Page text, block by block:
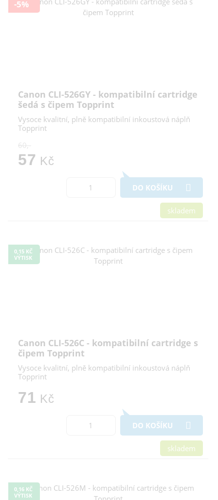
-5%
Canon CLI-526GY - kompatibilní cartridge
šedá s čipem Topprint
Vysoce kvalitní, plně kompatibilní inkoustová náplň
Topprint
60,-
57 Kč
DO KOŠÍKU
skladem
0,15 KČ
VÝTISK
Canon CLI-526C - kompatibilní cartridge s
čipem Topprint
Vysoce kvalitní, plně kompatibilní inkoustová náplň
Topprint
71 Kč
DO KOŠÍKU
skladem
0,16 KČ
VÝTISK